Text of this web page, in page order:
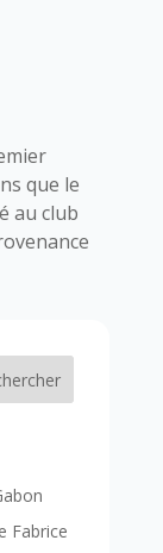
que le
au club
Fabrice